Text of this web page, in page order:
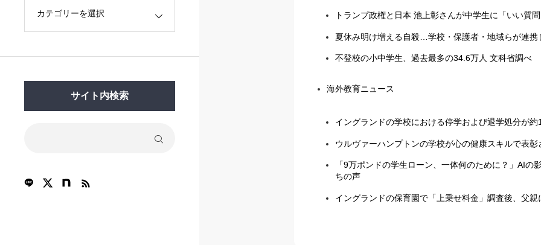
サイト内検索
トランプ政権と日本 池上彰さんが中学生に「いい質問
夏休み明け増える自殺…学校・保護者・地域らが連携
不登校の小中学生、過去最多の34.6万人 文科省調べ
海外教育ニュース
イングランドの学校における停学および退学処分が約
ウルヴァーハンプトンの学校が心の健康スキルで表彰
「9万ポンドの学生ローン、一体何のために？」AIの
ちの声
イングランドの保育園で「上乗せ料金」調査後、父